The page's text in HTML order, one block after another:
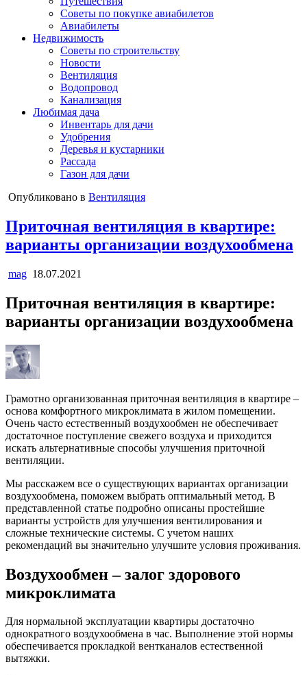
Советы по покупке авиабилетов
Авиабилеты
Недвижимость
Советы по строительству
Новости
Вентиляция
Водопровод
Канализация
Любимая дача
Инвентарь для дачи
Удобрения
Деревья и кустарники
Рассада
Газон для дачи
Опубликовано в Вентиляция
Приточная вентиляция в квартире:
варианты организации воздухообмена
mag 18.07.2021
Приточная вентиляция в квартире:
варианты организации воздухообмена
Грамотно организованная приточная вентиляция в квартире –
основа комфортного микроклимата в жилом помещении.
Очень часто естественный воздухообмен не обеспечивает
достаточное поступление свежего воздуха и приходится
искать альтернативные способы улучшения приточной
вентиляции.
Мы расскажем все о существующих вариантах организации
воздухообмена, поможем выбрать оптимальный метод. В
представленной статье подробно описаны простейшие
варианты устройств для улучшения вентилирования и
сложные технические системы. С учетом наших
рекомендаций вы значительно улучшите условия проживания.
Воздухообмен – залог здорового
микроклимата
Для нормальной эксплуатации квартиры достаточно
однократного воздухообмена в час. Выполнение этой нормы
обеспечивается прокладкой вентканалов естественной
вытяжки.